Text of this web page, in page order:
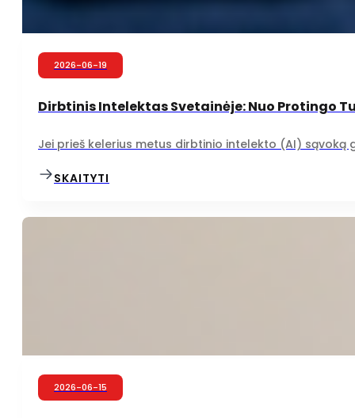
2026-06-19
Dirbtinis Intelektas Svetainėje: Nuo Protingo
Jei prieš kelerius metus dirbtinio intelekto (AI)
SKAITYTI
2026-06-15